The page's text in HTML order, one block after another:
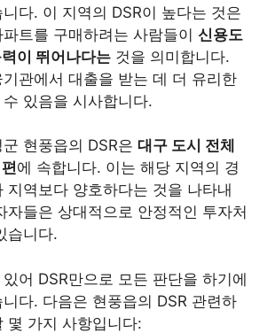
다. 이 지역의 DSR이 높다는 것은
트를 구매하려는 사람들이 신용도
이 뛰어나다는 것을 의미합니다.
관에서 대출을 받는 데 더 유리한
있음을 시사합니다.
현풍읍의 DSR은 대구 도시 전체
에 속합니다. 이는 해당 지역의 경
지역보다 양호하다는 것을 나타내
자들은 상대적으로 안정적인 투자처
습니다.
어 DSR만으로 모든 판단을 하기에
다. 다음은 현풍읍의 DSR 관련하
몇 가지 사항입니다: